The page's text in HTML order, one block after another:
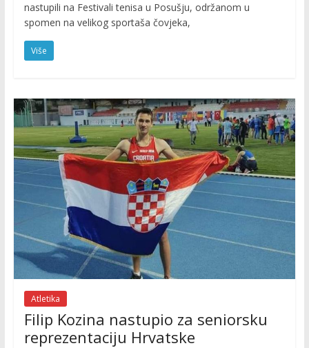
nastupili na Festivali tenisa u Posušju, održanom u
spomen na velikog sportaša čovjeka,
Više
Atletika
Filip Kozina nastupio za seniorsku
reprezentaciju Hrvatske